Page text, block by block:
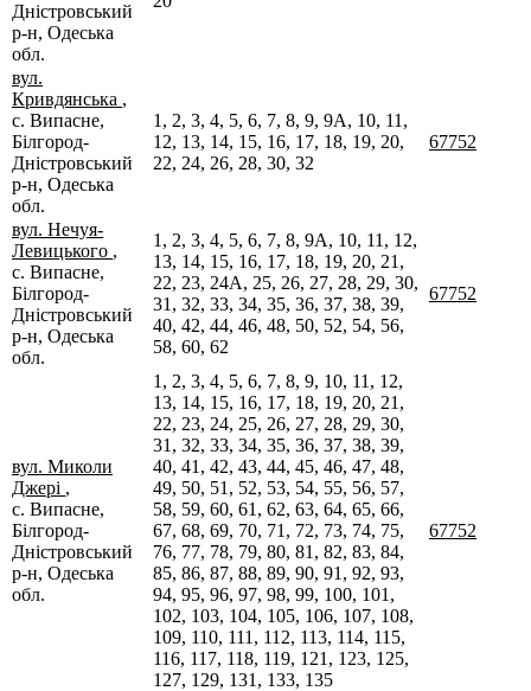
Дністровський
р-н, Одеська
обл.
вул.
Кривдянська ,
с. Випасне,
Білгород-
Дністровський
р-н, Одеська
обл.
1, 2, 3, 4, 5, 6, 7, 8, 9, 9А, 10, 11,
12, 13, 14, 15, 16, 17, 18, 19, 20,
22, 24, 26, 28, 30, 32
67752
вул. Нечуя-
Левицького ,
с. Випасне,
Білгород-
Дністровський
р-н, Одеська
обл.
1, 2, 3, 4, 5, 6, 7, 8, 9А, 10, 11, 12,
13, 14, 15, 16, 17, 18, 19, 20, 21,
22, 23, 24А, 25, 26, 27, 28, 29, 30,
31, 32, 33, 34, 35, 36, 37, 38, 39,
40, 42, 44, 46, 48, 50, 52, 54, 56,
58, 60, 62
67752
вул. Миколи
Джері ,
с. Випасне,
Білгород-
Дністровський
р-н, Одеська
обл.
1, 2, 3, 4, 5, 6, 7, 8, 9, 10, 11, 12,
13, 14, 15, 16, 17, 18, 19, 20, 21,
22, 23, 24, 25, 26, 27, 28, 29, 30,
31, 32, 33, 34, 35, 36, 37, 38, 39,
40, 41, 42, 43, 44, 45, 46, 47, 48,
49, 50, 51, 52, 53, 54, 55, 56, 57,
58, 59, 60, 61, 62, 63, 64, 65, 66,
67, 68, 69, 70, 71, 72, 73, 74, 75,
76, 77, 78, 79, 80, 81, 82, 83, 84,
85, 86, 87, 88, 89, 90, 91, 92, 93,
94, 95, 96, 97, 98, 99, 100, 101,
102, 103, 104, 105, 106, 107, 108,
109, 110, 111, 112, 113, 114, 115,
116, 117, 118, 119, 121, 123, 125,
127, 129, 131, 133, 135
67752